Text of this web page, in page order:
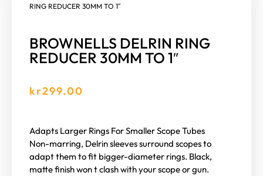
RING REDUCER 30MM TO 1″
BROWNELLS DELRIN RING
REDUCER 30MM TO 1″
kr299.00
Adapts Larger Rings For Smaller Scope Tubes
Non-marring, Delrin sleeves surround scopes to
adapt them to fit bigger-diameter rings. Black,
matte finish won t clash with your scope or gun.